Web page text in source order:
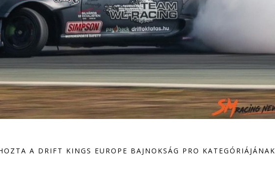
A DRIFT KINGS EUROPE BAJNOKSÁG PRO KATEGÓRIÁJÁNAK